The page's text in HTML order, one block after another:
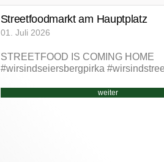
Streetfoodmarkt am Hauptplatz
01. Juli 2026
STREETFOOD IS COMING HOME
#wirsindseiersbergpirka
weiter